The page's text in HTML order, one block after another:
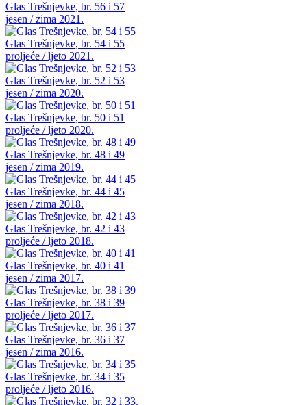
Glas Trešnjevke, br. 56 i 57
jesen / zima 2021.
Glas Trešnjevke, br. 54 i 55
proljeće / ljeto 2021.
Glas Trešnjevke, br. 52 i 53
jesen / zima 2020.
Glas Trešnjevke, br. 50 i 51
proljeće / ljeto 2020.
Glas Trešnjevke, br. 48 i 49
jesen / zima 2019.
Glas Trešnjevke, br. 44 i 45
jesen / zima 2018.
Glas Trešnjevke, br. 42 i 43
proljeće / ljeto 2018.
Glas Trešnjevke, br. 40 i 41
jesen / zima 2017.
Glas Trešnjevke, br. 38 i 39
proljeće / ljeto 2017.
Glas Trešnjevke, br. 36 i 37
jesen / zima 2016.
Glas Trešnjevke, br. 34 i 35
proljeće / ljeto 2016.